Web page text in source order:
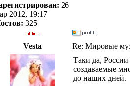
26
2012, 19:17
325
Vesta Re: Мировые
Таки да, России
создаваемые
до наших дней.